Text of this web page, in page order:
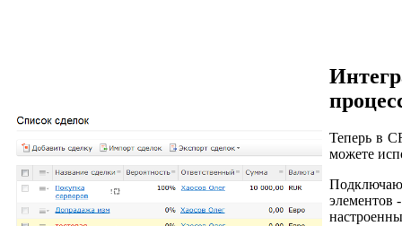
Теперь в
можете
элементов